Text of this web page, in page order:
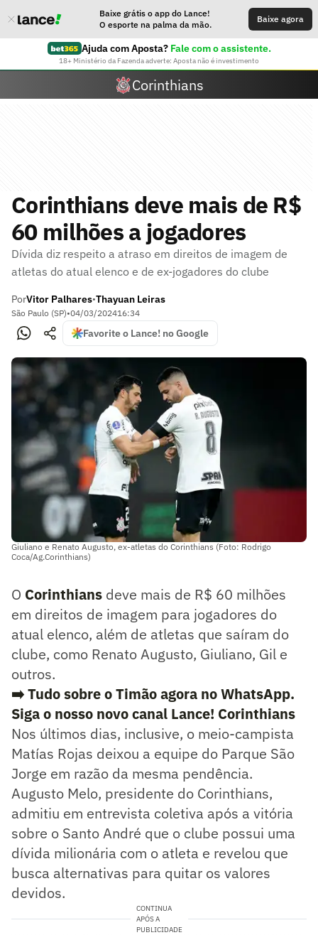
Baixe grátis o app do Lance!
O esporte na palma da mão.
Baixe agora
Ajuda com Aposta? Fale com o assistente.
18+ Ministério da Fazenda adverte: Aposta não é investimento
Corinthians
Corinthians deve mais de R$
60 milhões a jogadores
Dívida diz respeito a atraso em direitos de imagem de
atletas do atual elenco e de ex-jogadores do clube
PorVitor Palhares•Thayuan Leiras
São Paulo (SP)•04/03/202416:34
Favorite o Lance! no Google
Giuliano e Renato Augusto, ex-atletas do Corinthians (Foto: Rodrigo
Coca/Ag.Corinthians)
O Corinthians deve mais de R$ 60 milhões
em direitos de imagem para jogadores do
atual elenco, além de atletas que saíram do
clube, como Renato Augusto, Giuliano, Gil e
outros.
➡️ Tudo sobre o Timão agora no WhatsApp.
Siga o nosso novo canal Lance! Corinthians
Nos últimos dias, inclusive, o meio-campista
Matías Rojas deixou a equipe do Parque São
Jorge em razão da mesma pendência.
Augusto Melo, presidente do Corinthians,
admitiu em entrevista coletiva após a vitória
sobre o Santo André que o clube possui uma
dívida milionária com o atleta e revelou que
busca alternativas para quitar os valores
devidos.
CONTINUA
APÓS A
PUBLICIDADE